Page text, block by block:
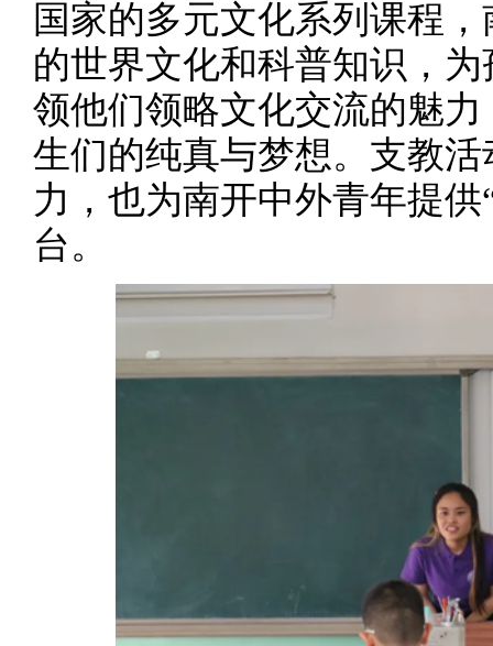
国家的多元文化系列课程
的世界文化和科普知识，
领他们领略文化交流的魅
生们的纯真与梦想。支教
力，也为南开中外青年提
台。